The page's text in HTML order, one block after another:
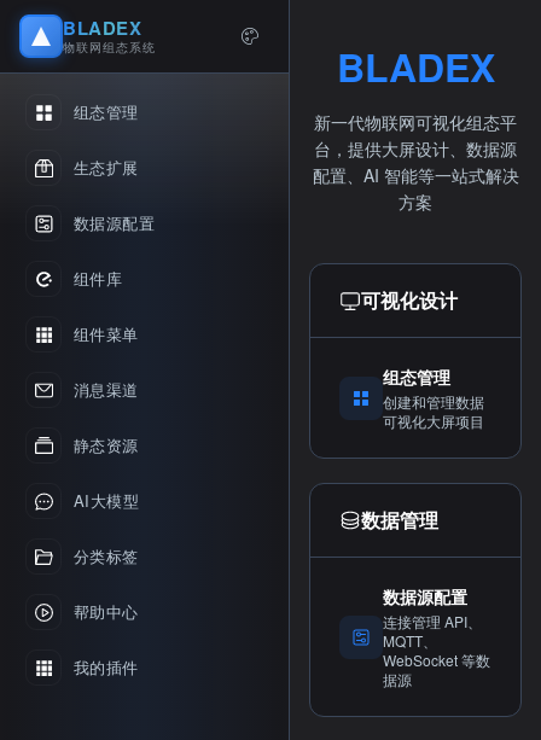
BLADEX
物联网组态系统
组态管理
生态扩展
数据源配置
组件库
组件菜单
消息渠道
静态资源
AI大模型
分类标签
帮助中心
我的插件
BLADEX
新一代物联网可视化组态平
台，提供大屏设计、数据源
配置、AI 智能等一站式解决
方案
可视化设计
组态管理
创建和管理数据
可视化大屏项目
数据管理
数据源配置
连接管理 API、
MQTT、
WebSocket 等数
据源